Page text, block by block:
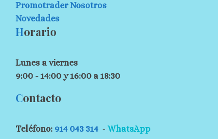
Promotrader Nosotros
Novedades
Horario
Lunes a viernes
9:00 - 14:00 y 16:00 a 18:30
Contacto
Teléfono: 914 043 314 - WhatsApp